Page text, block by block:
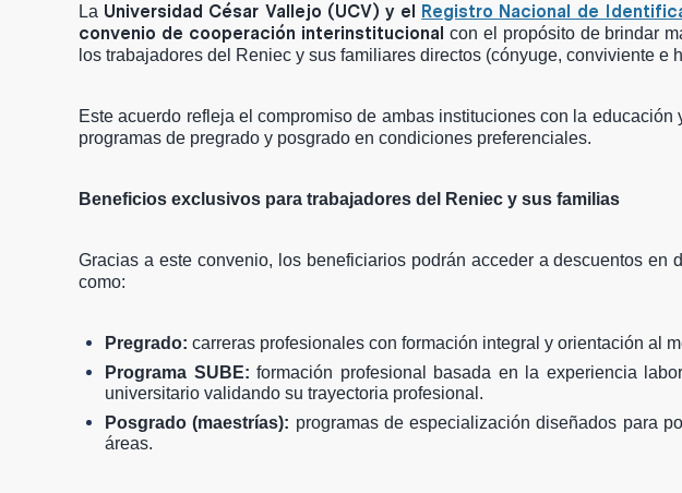
La Universidad César Vallejo (UCV) y el Registro Nacional de
convenio de cooperación interinstitucional con el propósito de brindar
los trabajadores del Reniec y sus familiares directos (cónyuge, conviviente e
Este acuerdo refleja el compromiso de ambas instituciones con la
programas de pregrado y posgrado en condiciones preferenciales.
Beneficios exclusivos para trabajadores del Reniec y sus familias
Gracias a este convenio, los beneficiarios podrán acceder a descuentos en
como:
Pregrado: carreras profesionales con formación integral y orientación al
Programa SUBE: formación profesional basada en la experiencia
universitario validando su trayectoria profesional.
Posgrado (maestrías): programas de especialización diseñados para
áreas.